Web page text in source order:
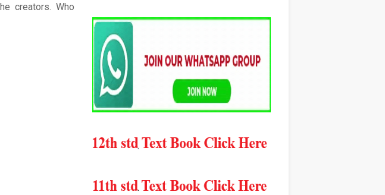
creators. Who